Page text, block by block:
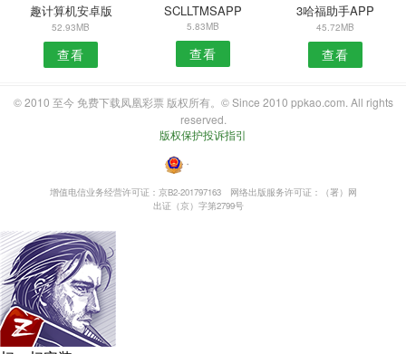
趣计算机安卓版
52.93MB
查看
SCLLTMSAPP
5.83MB
查看
3哈福助手APP
45.72MB
查看
© 2010 至今 免费下载凤凰彩票 版权所有。© Since 2010 ppkao.com. All rights
reserved.
版权保护投诉指引
・
增值电信业务经营许可证：京B2-201797163
网络出版服务许可证：（署）网
出证（京）字第2799号